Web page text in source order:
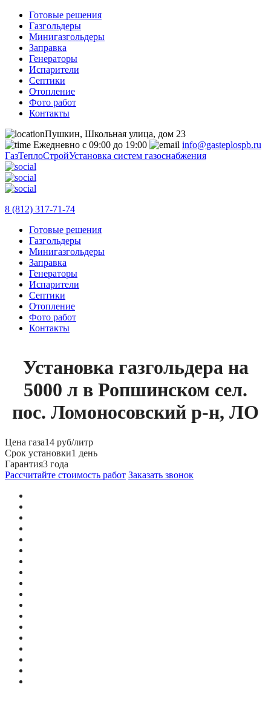
Готовые решения
Газгольдеры
Минигазгольдеры
Заправка
Генераторы
Испарители
Септики
Отопление
Фото работ
Контакты
Пушкин, Школьная улица, дом 23
Ежедневно с 09:00 до 19:00
info@gasteplospb.ru
ГазТеплоСтройУстановка систем газоснабжения
8 (812) 317-71-74
Готовые решения
Газгольдеры
Минигазгольдеры
Заправка
Генераторы
Испарители
Септики
Отопление
Фото работ
Контакты
Установка газгольдера на
5000 л в Ропшинском сел.
пос. Ломоносовский р-н, ЛО
Цена газа14 руб/литр
Срок установки1 день
Гарантия3 года
Рассчитайте стоимость работ Заказать звонок